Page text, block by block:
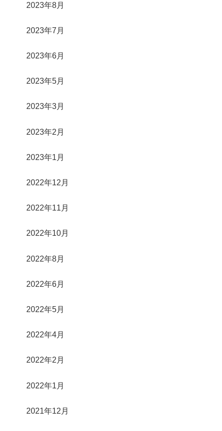
2023年8月
2023年7月
2023年6月
2023年5月
2023年3月
2023年2月
2023年1月
2022年12月
2022年11月
2022年10月
2022年8月
2022年6月
2022年5月
2022年4月
2022年2月
2022年1月
2021年12月